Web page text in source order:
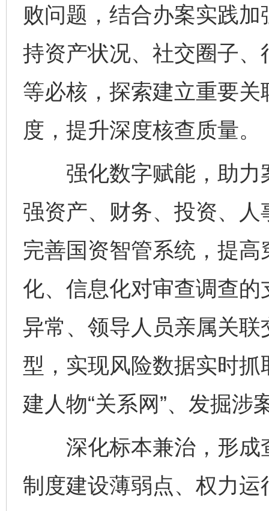
败问题，结合办案实践
持资产状况、社交圈子
等必核，探索建立重要
度，提升深度核查质量。
强化数字赋能，助力
强资产、财务、投资、
完善国资智管系统，提
化、信息化对审查调查
异常、领导人员亲属关
型，实现风险数据实时
建人物“关系网”、发掘涉
深化标本兼治，形成
制度建设薄弱点、权力